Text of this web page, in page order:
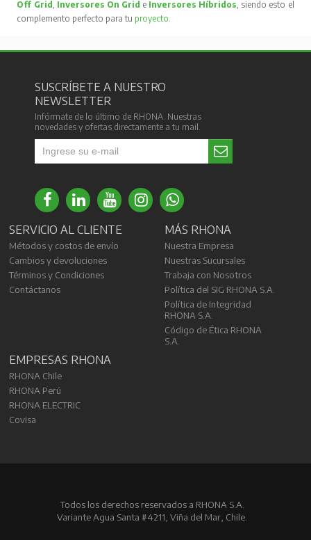
Off Grid, Inversores On Grid e Inversores Híbridos, siendo esto el
complemento perfecto para tu proyecto.
SUSCRÍBETE A NUESTRO
NEWSLETTER
Infórmate de lo último de RHONA. Nuestras
novedades y ofertas directamente a tu mail.
SERVICIO AL CLIENTE
Métodos y costos de envío
Cambios y devoluciones
Términos y Condiciones
Contáctanos
MÁS RHONA
Nuestra Empresa
Nuestras Sucursales
Trabaja con Nosotros
Política del SIG RHONA S.A.
Política de Integridad
RHONA S.A.
Código de Ética RHONA
S.A.
EMPRESAS RHONA
RHONA Chile
RHONA Perú
RHONA ELECTRIC
Covisa
Todos los derechos reservados a RHONA S.A.
Variante Agua Santa #4211, Viña del Mar, Chile.